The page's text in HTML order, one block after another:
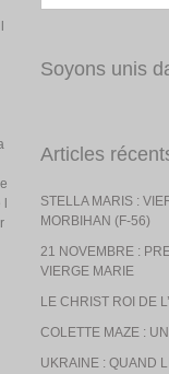
Soyons unis
Articles
STELLA MARIS :
MORBIHAN (F-56)
21 NOVEMBRE :
VIERGE MARIE
LE CHRIST ROI DE
COLETTE MAZE :
UKRAINE : QUAND